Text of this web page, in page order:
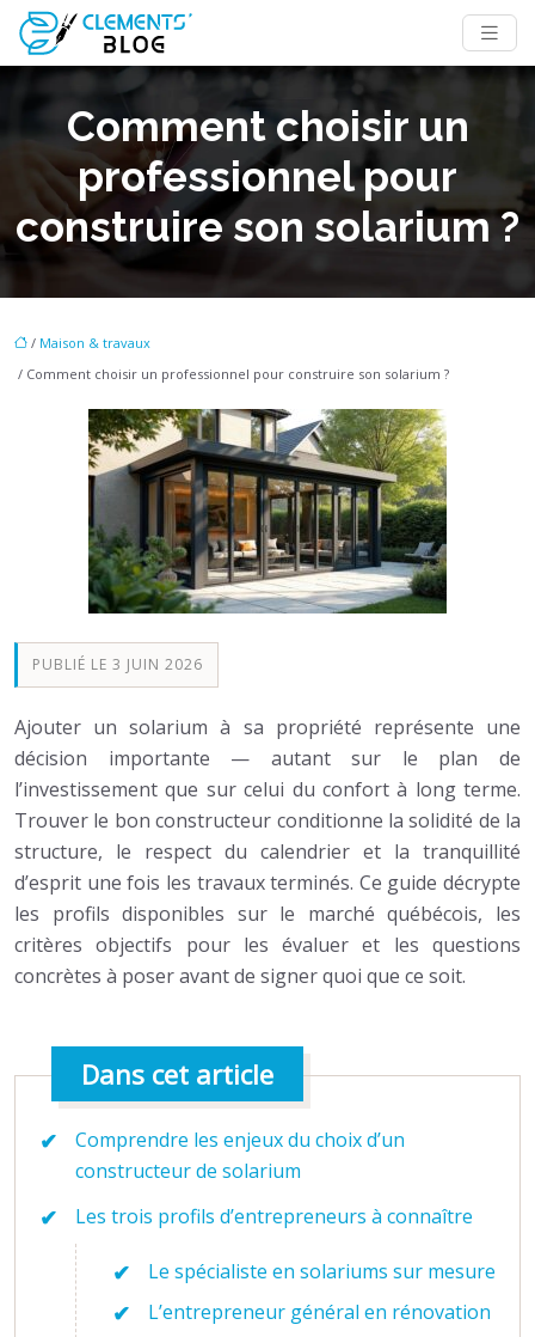
Comment choisir un
professionnel pour
construire son solarium ?
/ Maison & travaux
/ Comment choisir un professionnel pour construire son solarium ?
PUBLIÉ LE 3 JUIN 2026
Ajouter un solarium à sa propriété représente une
décision importante — autant sur le plan de
l’investissement que sur celui du confort à long terme.
Trouver le bon constructeur conditionne la solidité de la
structure, le respect du calendrier et la tranquillité
d’esprit une fois les travaux terminés. Ce guide décrypte
les profils disponibles sur le marché québécois, les
critères objectifs pour les évaluer et les questions
concrètes à poser avant de signer quoi que ce soit.
Dans cet article
Comprendre les enjeux du choix d’un
constructeur de solarium
Les trois profils d’entrepreneurs à connaître
Le spécialiste en solariums sur mesure
L’entrepreneur général en rénovation